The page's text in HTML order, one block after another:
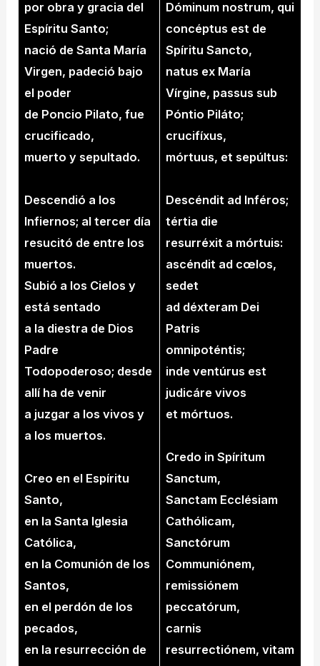
por obra y gracia del
Espíritu Santo;
nació de Santa María
Virgen, padeció bajo
el poder
de Poncio Pilato, fue
crucificado,
muerto y sepultado.
Descendió a los
Infiernos; al tercer día
resucitó de entre los
muertos.
Subió a los Cielos y
está sentado
a la diestra de Dios
Padre
Todopoderoso; desde
allí ha de venir
a juzgar a los vivos y
a los muertos.
Creo en el Espíritu
Santo,
en la Santa Iglesia
Católica,
en la Comunión de los
Santos,
en el perdón de los
pecados,
en la resurrección de
Dóminum nostrum, qui
concéptus est de
Spíritu Sancto,
natus ex María
Vírgine, passus sub
Póntio Piláto;
crucifíxus,
mórtuus, et sepúltus:
Descéndit ad Inféros;
tértia die
resurréxit a mórtuis:
ascéndit ad cœlos,
sedet
ad déxteram Dei
Patris
omnipoténtis;
inde ventúrus est
judicáre vivos
et mórtuos.
Credo in Spíritum
Sanctum,
Sanctam Ecclésiam
Cathólicam,
Sanctórum
Communiónem,
remissiónem
peccatórum,
carnis
resurrectiónem, vitam